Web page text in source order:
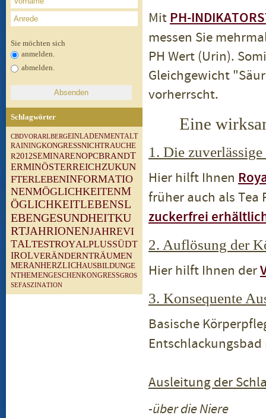
Sie möchten sich
anmelden.
abmelden.
Schlagwörter
CBDVORARLBERGEINLADENMENTALT
RAININGKONGRESSNICHTRAUCHE
R2012SEMINARENOPCBRANDT
ERMINÖSTERREICHZUKUN
FTERLEBENINFORMATIO
NENMÖGLICHKEITENM
ÖGLICHKEITLEBENSL
EBENGESUNDHEITKU
RTJAHRIONENJAHREVI
TALTESTROYALPLUSSÜDT
IROLVERÄNDERNTRÄUMEN
MERANHERZLICHAUSBILDUNGE
NTHEMENGESCHENKONGRESSGROS
SEFASZINATION
Mit PH-
messen Sie
PH Wert (Urin).
Gleichgewicht
vorherrscht.
Eine
1. Die
Hier hilft Ihnen
früher auch als Tea
zuckerfrei
2. Auflösung der
Hier hilft Ihnen der
3. Konsequente
Basische
Ausleitung der
-über die Niere